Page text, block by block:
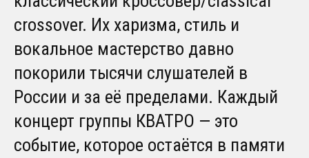
crossover. Их харизма, стиль и
вокальное мастерство давно
покорили тысячи слушателей в
России и за её пределами. Каждый
концерт группы КВАТРО — это
событие, которое остаётся в памяти